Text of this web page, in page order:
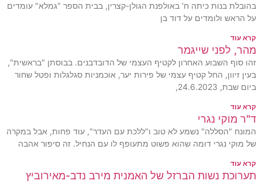
בהובלת בנות כיתה ח' באולפנת הגולן-קצרין, בבית הספר "גמלא" עומדים
על הראש ולומדים על דוד בן
קרא עוד
מהר, לפני שייגמר
זהו סוף השבוע האחרון לקטיף העצמי של הדובדבנים. בבוסתן "בראשית",
בעין זיוון, החל קטיף עצמי של פירות יער, אוכמניות סגלגלות ופטל שחור
ביום שבת, 24.6.2023,
קרא עוד
ד"ר מוקי נגרי
המונח "הסללה" נשמע לא טוב ו"ללכת עם העדר", עוד פחות, אבל במקרה
של מוקי נגרי דומה שהוא פשוט מתעופף לו עם הנחיל. זה סיפור אהבה
קרא עוד
תערוכת נשות הברזל של האמנית מירב נדב-מאירוביץ